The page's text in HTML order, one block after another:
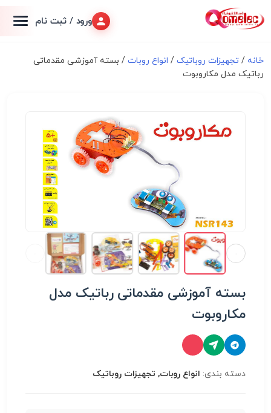
ورود / ثبت نام
خانه /تجهیزات روباتیک / انواع روبات/ بسته آموزشی مقدماتی
رباتیک مدل مکاروبوت
بسته آموزشی مقدماتی رباتیک مدل
مکاروبوت
دسته بندی: انواع روبات, تجهیزات روباتیک